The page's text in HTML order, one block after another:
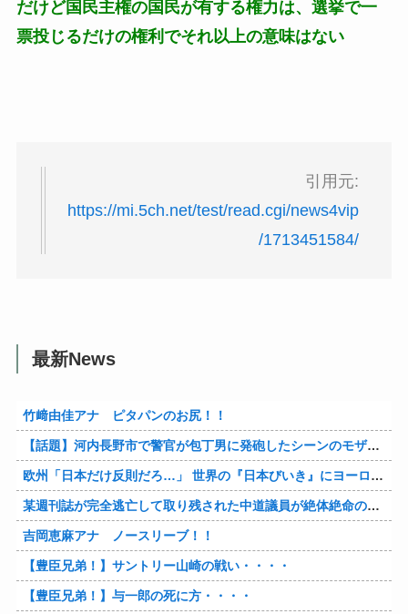
だけど国民主権の国民が有する権力は、選挙で一
票投じるだけの権利でそれ以上の意味はない
引用元:
https://mi.5ch.net/test/read.cgi/news4vip
/1713451584/
最新News
竹﨑由佳アナ ピタパンのお尻！！
【話題】河内長野市で警官が包丁男に発砲したシーンのモザ無し映像が公開される。
欧州「日本だけ反則だろ…」 世界の『日本びいき』にヨーロッパ全土から不満の声
某週刊誌が完全逃亡して取り残された中道議員が絶体絶命の窮地、「今度は宏池会に矛先を向けたか……」と節操の無さに呆れる人が続出
吉岡恵麻アナ ノースリーブ！！
【豊臣兄弟！】サントリー山崎の戦い・・・・
【豊臣兄弟！】与一郎の死に方・・・・